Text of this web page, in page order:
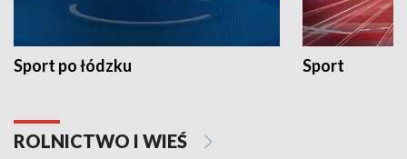
Sport po łódzku Sport
ROLNICTWO I WIEŚ